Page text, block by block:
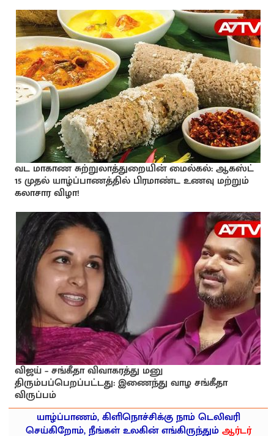
வட மாகாண சுற்றுலாத்துறையின் மைல்கல்: ஆகஸ்ட்
15 முதல் யாழ்ப்பாணத்தில் பிரமாண்ட உணவு மற்றும்
கலாசார விழா!
விஜய் – சங்கீதா விவாகரத்து மனு
திரும்பப்பெறப்பட்டது: இணைந்து வாழ சங்கீதா
விருப்பம்
யாழ்ப்பாணம், கிளிநொச்சிக்கு நாம் டெலிவரி
செய்கிறோம், நீங்கள் உலகின் எங்கிருந்தும்ஆர்டர்